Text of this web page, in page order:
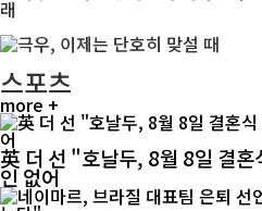
스포츠
more +
英 더 선 "호날두, 8월 8일 결
인 없어